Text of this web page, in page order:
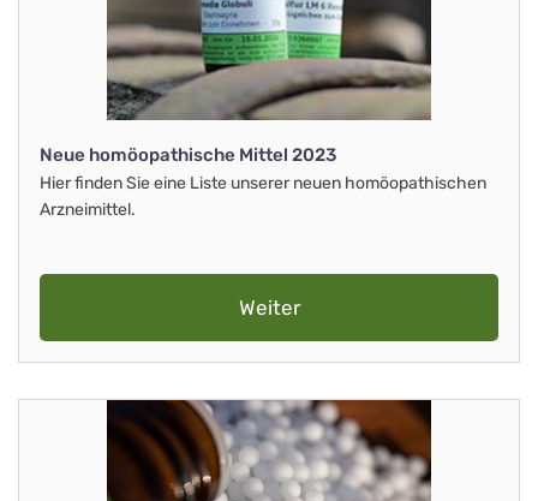
Neue homöopathische Mittel 2023
Hier finden Sie eine Liste unserer neuen homöopathischen
Arzneimittel.
Weiter